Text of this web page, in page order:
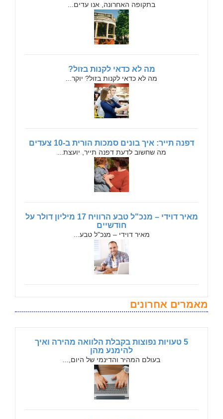
בתקופה האחרונה, אנו עדים...
מה לא כדאי לקנות בזול?
מה לא כדאי לקנות בזול? יוקר...
דפנה תייר: איך בונים סמכות הורית ב-10 צעדים
מה שחשוב לדעת דפנה תייר, יועצת...
מאיר דוידי – מנכ"ל טבע הרוויח 17 מיליון דולר על
חודשיים
מאיר דוידי – מנכ"ל טבע...
מאמרים אחרונים
5 טעויות נפוצות בקבלת הלוואה מהירה ואיך
להימנע מהן
בעולם המהיר והדינמי של היום,...